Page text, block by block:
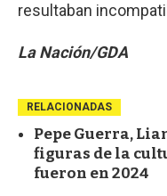
resultaban
La Nación/GDA
RELACIONADAS
Pepe Guerra,
figuras de la
fueron en 2024